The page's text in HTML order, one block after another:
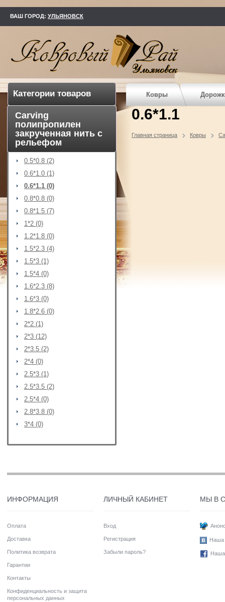
ВАШ ГОРОД: УЛЬЯНОВСК
Категории товаров Ковры
Carving
полипропилен
закрученная нить с
рельефом
0.5*0.8 (2)
0.6*1.0 (1)
0.6*1.1 (0)
0.8*0.8 (0)
0.8*1.5 (7)
1*2 (0)
1.2*1.8 (0)
1.5*2.3 (4)
1.5*3 (1)
1.5*4 (0)
1.6*2.3 (8)
1.6*3 (0)
1.8*2.6 (0)
2*2 (1)
2*3 (12)
2*3.5 (2)
2*4 (0)
2.5*3 (1)
2.5*3.5 (2)
2.5*4 (0)
2.8*3.8 (0)
3*4 (0)
0.6*1.1
Главная страница Ковры
ИНФОРМАЦИЯ
Оплата
Доставка
Политика возврата
Гарантии
Контакты
Конфиденциальность и защита
персональных данных
ЛИЧНЫЙ КАБИНЕТ
Вход
Регистрация
Забыли пароль?
МЫ В
Наша
Наша